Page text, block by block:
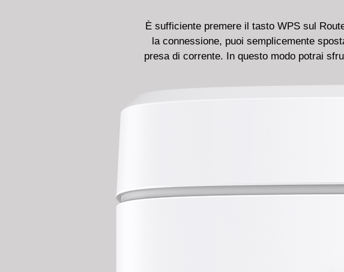
È sufficiente premere il tasto WPS sul
la connessione, puoi semplicemente
presa di corrente. In questo modo potrai